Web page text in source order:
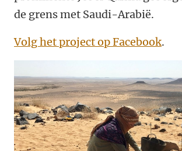
de grens met Saudi-Arabië.
Volg het project op Facebook.